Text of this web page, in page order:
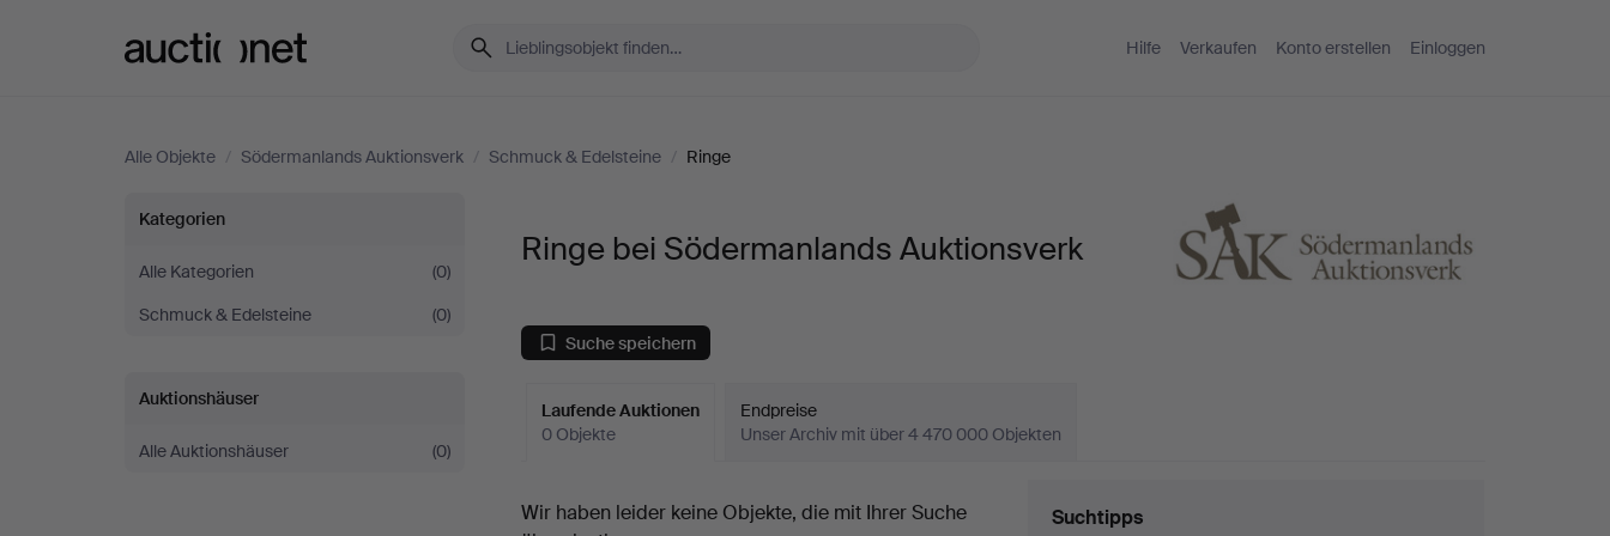
Hilfe Verkaufen Konto erstellen Einloggen
Alle Objekte / Södermanlands Auktionsverk / Schmuck & Edelsteine / Ringe
Ringe
bei
Södermanlands
Auktionsverk
Kategorien
Alle Kategorien
(0)
Schmuck & Edelsteine
(0)
Auktionshäuser
Alle Auktionshäuser (0)
Ringe bei Södermanlands Auktionsverk
Suche speichern
Laufende Auktionen
0 Objekte
Endpreise
Unser Archiv mit über 4 470 000 Objekten
Laufende
Wir haben leider keine Objekte, die mit Ihrer Suche
Suchtipps